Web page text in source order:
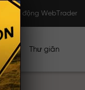
Khởi động WebTrader
Thư giãn